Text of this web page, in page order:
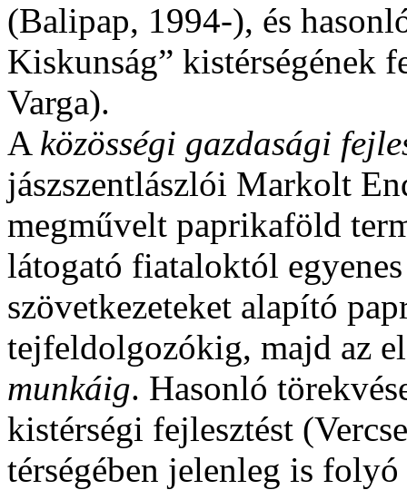
(Balipap, 1994-), és
Kiskunság” kistérségének
Varga).
A közösségi gazdasági
jászszentlászlói Markolt
megművelt paprikaföld
látogató fiataloktól
szövetkezeteket alapító
tejfeldolgozókig, majd az
munkáig. Hasonló
kistérségi fejlesztést
térségében jelenleg is